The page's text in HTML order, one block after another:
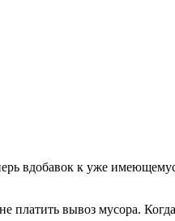
вдобавок к уже
вывоз мусора.